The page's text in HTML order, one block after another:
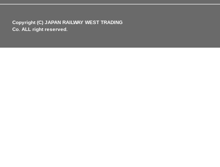
Copyright (C) JAPAN RAILWAY WEST TRADING
Co. ALL right reserved.